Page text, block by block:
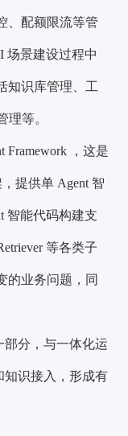
、配额限流等管
场景建设过程中
知识库管理、工
理等。
，这是
提供单 Agent 智
智能代码构建支
等各类子
的业务问题，同
分，与一体化运
知识接入，形成有